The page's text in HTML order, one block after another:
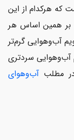
قلمرو است که هرکدام از این
بر همین اساس هر
آب‌وهوایی گرم‌تر
آب‌وهوایی سردتری
مطلب آب‌وهوای